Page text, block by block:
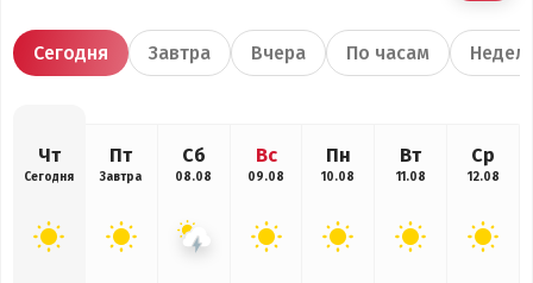
Сегодня Завтра Вчера По часам
Чт
Сегодня
Пт
Завтра
Сб
08.08
Вс
09.08
Пн
10.08
Вт
11.08
Ср
12.08